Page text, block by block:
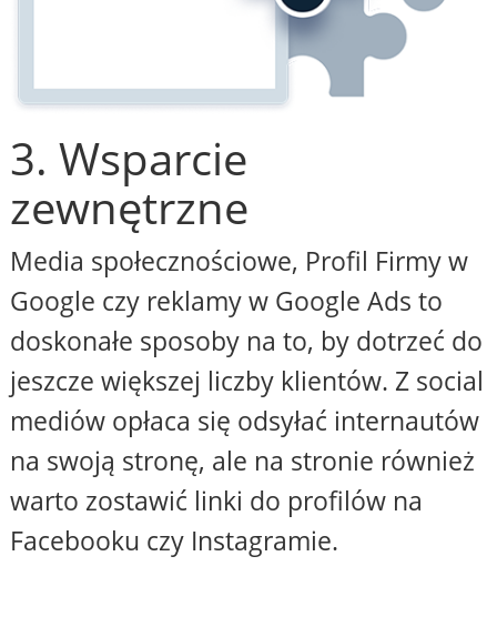
3. Wsparcie
zewnętrzne
Media społecznościowe, Profil Firmy w
Google czy reklamy w Google Ads to
doskonałe sposoby na to, by dotrzeć do
jeszcze większej liczby klientów. Z social
mediów opłaca się odsyłać internautów
na swoją stronę, ale na stronie również
warto zostawić linki do profilów na
Facebooku czy Instagramie.